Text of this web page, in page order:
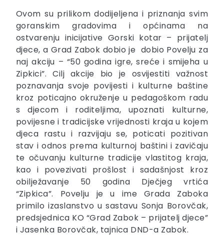
Ovom su prilikom dodijeljena i priznanja svim
goranskim gradovima i općinama na
ostvarenju inicijative Gorski kotar – prijatelj
djece, a Grad Zabok dobio je dobio Povelju za
naj akciju – “50 godina igre, sreće i smijeha u
Zipkici”. Cilj akcije bio je osvijestiti važnost
poznavanja svoje povijesti i kulturne baštine
kroz poticajno okruženje u pedagoškom radu
s djecom i roditeljima, upoznati kulturne,
povijesne i tradicijske vrijednosti kraja u kojem
djeca rastu i razvijaju se, poticati pozitivan
stav i odnos prema kulturnoj baštini i zavičaju
te očuvanju kulturne tradicije vlastitog kraja,
kao i povezivati prošlost i sadašnjost kroz
obilježavanje 50 godina Dječjeg vrtića
“Zipkica”. Povelju je u ime Grada Zaboka
primilo izaslanstvo u sastavu Sonja Borovčak,
predsjednica KO “Grad Zabok – prijatelj djece”
i Jasenka Borovčak, tajnica DND-a Zabok.